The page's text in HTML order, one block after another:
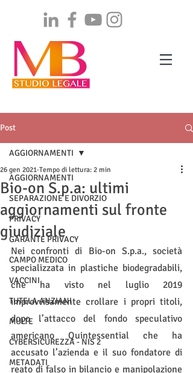
Post
AGGIORNAMENTI
SEPARAZIONE E DIVORZIO
PRIVACY
GARANTE PRIVACY
CAMPO MEDICO
VACCINI
TUTELA ANZIANI
MULTE
CYBERSICUREZZA - NIS 2
METADATI
AGGIORNAMENTI
Bio-on S.p.a: ultimi
aggiornamenti sul fronte
giudiziale
26 gen 2021 Tempo di lettura: 2 min
Nei confronti di Bio-on S.p.a., società
specializzata in plastiche biodegradabili,
che ha visto nel luglio 2019
improvvisamente crollare i propri titoli,
dopo l’attacco del fondo speculativo
americano Quintessential che ha
accusato l’azienda e il suo fondatore di
reato di falso in bilancio e manipolazione